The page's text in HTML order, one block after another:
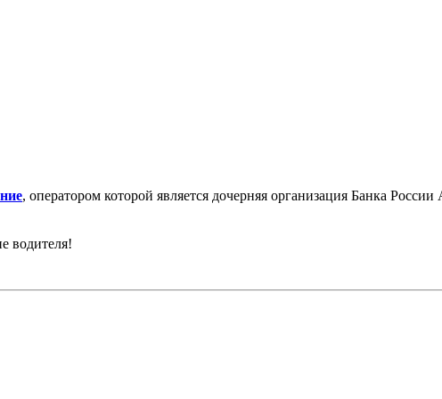
, оператором которой является дочерняя организация Банка
водителя!